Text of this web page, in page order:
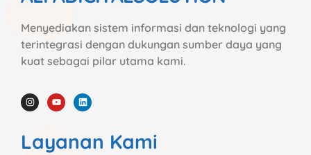
Menyediakan sistem informasi dan teknologi yang
terintegrasi dengan dukungan sumber daya yang
kuat sebagai pilar utama kami.
Layanan Kami